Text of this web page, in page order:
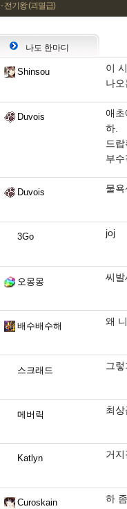
- 전기왕 (괴멸급)
나도 한마디
Shinsou
이
나
Duvois
애초
하.
드
부
Duvois 물
3Go joj
오몽몽 씨발
배수배수해 왜
스크래드 그
메버릭 최
Katlyn 거
Curoskain 하